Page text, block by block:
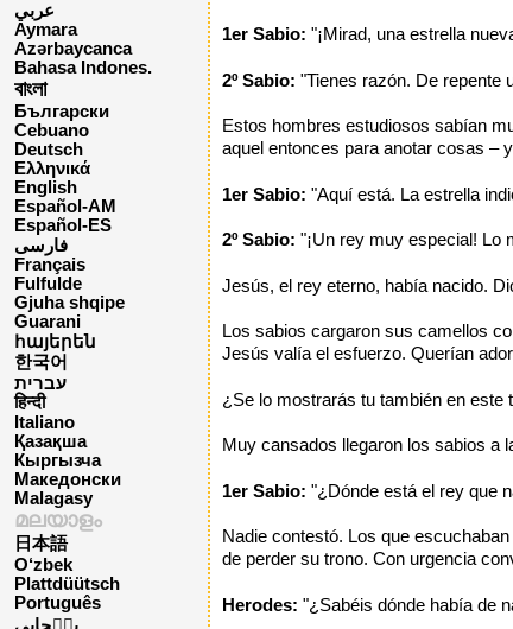
عربي
Aymara
Azərbaycanca
Bahasa Indones.
বাংলা
Български
Cebuano
Deutsch
Ελληνικά
English
Español-AM
Español-ES
فارسی
Français
Fulfulde
Gjuha shqipe
Guarani
հայերեն
한국어
עברית
हिन्दी
Italiano
Қазақша
Кыргызча
Македонски
Malagasy
മലയാളം
日本語
O‘zbek
Plattdüütsch
Português
1er Sabio: "¡Mirad, una estrella
2º Sabio: "Tienes razón. De repente
Estos hombres estudiosos sabían
aquel entonces para anotar cosas –
1er Sabio: "Aquí está. La estrella
2º Sabio: "¡Un rey muy especial! Lo
Jesús, el rey eterno, había nacido.
Los sabios cargaron sus camellos
Jesús valía el esfuerzo. Querían
¿Se lo mostrarás tu también en
Muy cansados llegaron los sabios a
1er Sabio: "¿Dónde está el rey que
Nadie contestó. Los que
de perder su trono. Con urgencia
Herodes: "¿Sabéis dónde había de